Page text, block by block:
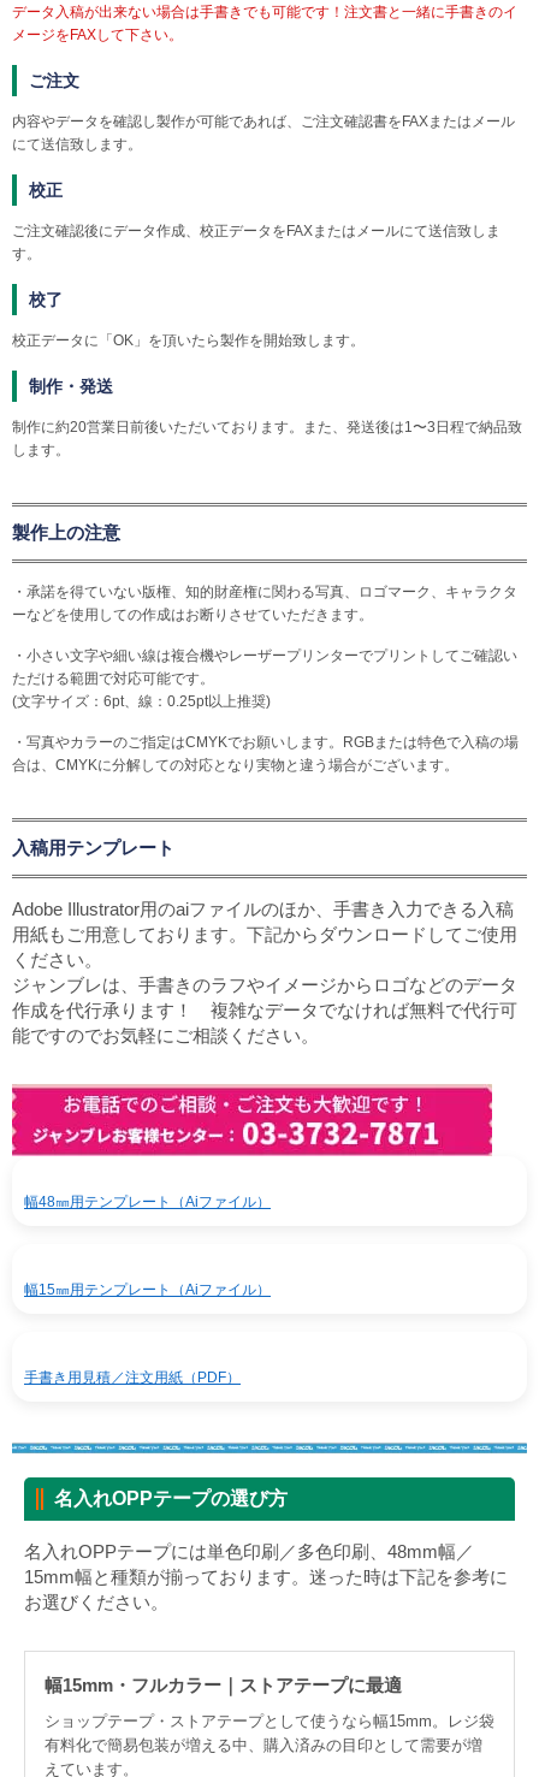
データ入稿が出来ない場合は手書きでも可能です！注文書と一緒に手書きのイ
メージをFAXして下さい。
ご注文
内容やデータを確認し製作が可能であれば、ご注文確認書をFAXまたはメール
にて送信致します。
校正
ご注文確認後にデータ作成、校正データをFAXまたはメールにて送信致しま
す。
校了
校正データに「OK」を頂いたら製作を開始致します。
制作・発送
制作に約20営業日前後いただいております。また、発送後は1〜3日程で納品致
します。
製作上の注意
・承諾を得ていない版権、知的財産権に関わる写真、ロゴマーク、キャラクタ
ーなどを使用しての作成はお断りさせていただきます。
・小さい文字や細い線は複合機やレーザープリンターでプリントしてご確認い
ただける範囲で対応可能です。
(文字サイズ：6pt、線：0.25pt以上推奨)
・写真やカラーのご指定はCMYKでお願いします。RGBまたは特色で入稿の場
合は、CMYKに分解しての対応となり実物と違う場合がございます。
入稿用テンプレート
Adobe Illustrator用のaiファイルのほか、手書き入力できる入稿
用紙もご用意しております。下記からダウンロードしてご使用
ください。
ジャンブレは、手書きのラフやイメージからロゴなどのデータ
作成を代行承ります！ 複雑なデータでなければ無料で代行可
能ですのでお気軽にご相談ください。
幅48㎜用テンプレート（Aiファイル）
幅15㎜用テンプレート（Aiファイル）
手書き用見積／注文用紙（PDF）
名入れOPPテープの選び方
名入れOPPテープには単色印刷／多色印刷、48mm幅／
15mm幅と種類が揃っております。迷った時は下記を参考に
お選びください。
幅15mm・フルカラー｜ストアテープに最適
ショップテープ・ストアテープとして使うなら幅15mm。レジ袋
有料化で簡易包装が増える中、購入済みの目印として需要が増
えています。